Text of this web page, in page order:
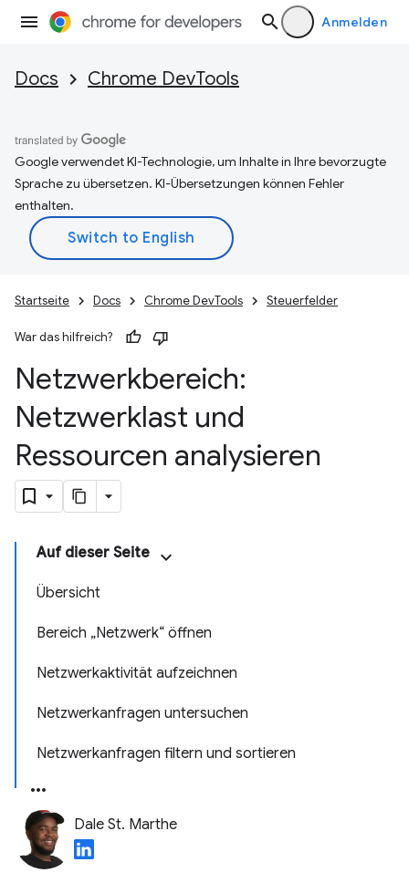
Anmelden
Docs Chrome DevTools
Google verwendet KI-Technologie, um Inhalte in Ihre bevorzugte
Sprache zu übersetzen. KI-Übersetzungen können Fehler
enthalten.
Startseite Docs Chrome DevTools Steuerfelder
War das hilfreich?
Netzwerkbereich:
Netzwerklast und
Ressourcen analysieren
Auf dieser Seite
Übersicht
Bereich „Netzwerk“ öffnen
Netzwerkaktivität aufzeichnen
Netzwerkanfragen untersuchen
Netzwerkanfragen filtern und sortieren
Dale St. Marthe